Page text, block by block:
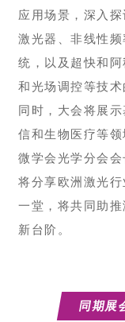
应用场景，深入
激光器、非线性
统，以及超快和
和光场调控等技
同时，大会将展
信和生物医疗等
微学会光学分会
将分享欧洲激光
一堂，将共同助
新台阶。
同期展